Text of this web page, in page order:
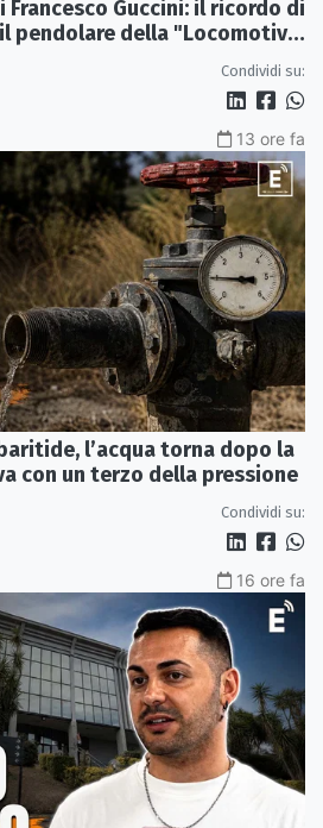
Francesco Guccini: il ricordo di
pendolare della "Locomotiva
Condividi su:
13 ore fa
l’acqua torna dopo la
con un terzo della pressione
Condividi su:
16 ore fa